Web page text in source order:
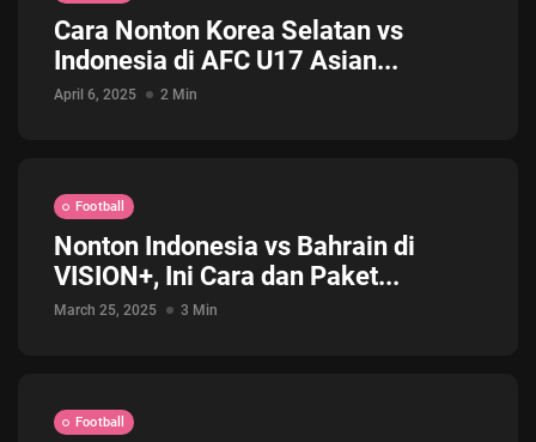
Cara Nonton Korea Selatan vs
Indonesia di AFC U17 Asian...
April 6, 2025 2 Min
Football
Nonton Indonesia vs Bahrain di
VISION+, Ini Cara dan Paket...
March 25, 2025 3 Min
Football